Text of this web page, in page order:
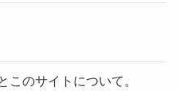
このサイトについて。